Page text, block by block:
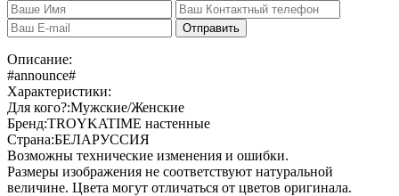
Отправить
Описание:
#announce#
Характеристики:
Для кого?:Мужские/Женские
Бренд:TROYKATIME настенные
Страна:БЕЛАРУССИЯ
Возможны технические изменения и ошибки.
Размеры изображения не соответствуют натуральной
величине. Цвета могут отличаться от цветов оригинала.